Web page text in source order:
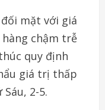
đối mặt với giá
hàng chậm trễ
quy định
giá trị thấp
Sáu, 2-5.